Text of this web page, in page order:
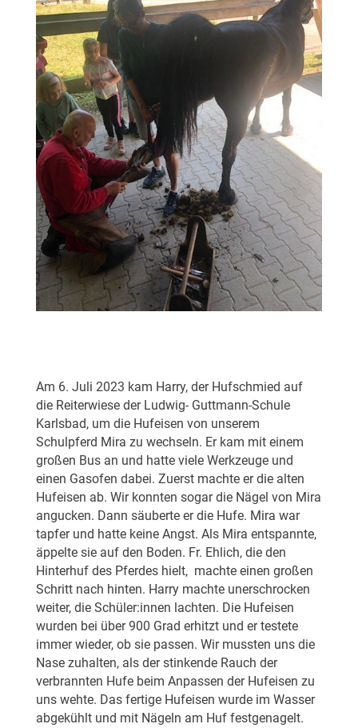
Am 6. Juli 2023 kam Harry, der Hufschmied auf
die Reiterwiese der Ludwig- Guttmann-Schule
Karlsbad, um die Hufeisen von unserem
Schulpferd Mira zu wechseln. Er kam mit einem
großen Bus an und hatte viele Werkzeuge und
einen Gasofen dabei. Zuerst machte er die alten
Hufeisen ab. Wir konnten sogar die Nägel von Mira
angucken. Dann säuberte er die Hufe. Mira war
tapfer und hatte keine Angst. Als Mira entspannte,
äppelte sie auf den Boden. Fr. Ehlich, die den
Hinterhuf des Pferdes hielt, machte einen großen
Schritt nach hinten. Harry machte unerschrocken
weiter, die Schüler:innen lachten. Die Hufeisen
wurden bei über 900 Grad erhitzt und er testete
immer wieder, ob sie passen. Wir mussten uns die
Nase zuhalten, als der stinkende Rauch der
verbrannten Hufe beim Anpassen der Hufeisen zu
uns wehte. Das fertige Hufeisen wurde im Wasser
abgekühlt und mit Nägeln am Huf festgenagelt.